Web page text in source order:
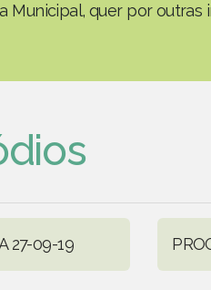
Municipal, quer por outras
27-09-19